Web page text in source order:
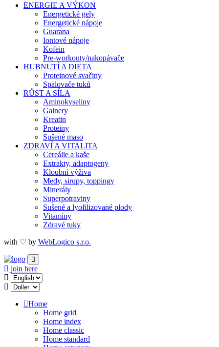
ENERGIE A VÝKON
Energetické gely
Energetické nápoje
Guarana
Iontové nápoje
Kofein
Pre-workouty/nakopávače
HUBNUTÍ A DIETA
Proteinové svačiny
Spalovače tuků
RŮST A SÍLA
Aminokyseliny
Gainery
Kreatin
Proteiny
Sušené maso
ZDRAVÍ A VITALITA
Cereálie a kaše
Extrakty, adaptogeny
Kloubní výživa
Medy, sirupy, toppingy
Minerály
Superpotraviny
Sušené a lyofilizované plody
Vitamíny
Zdravé tuky
with ♡ by WebLogico s.r.o.
join here
Home
Home grid
Home index
Home classic
Home standard